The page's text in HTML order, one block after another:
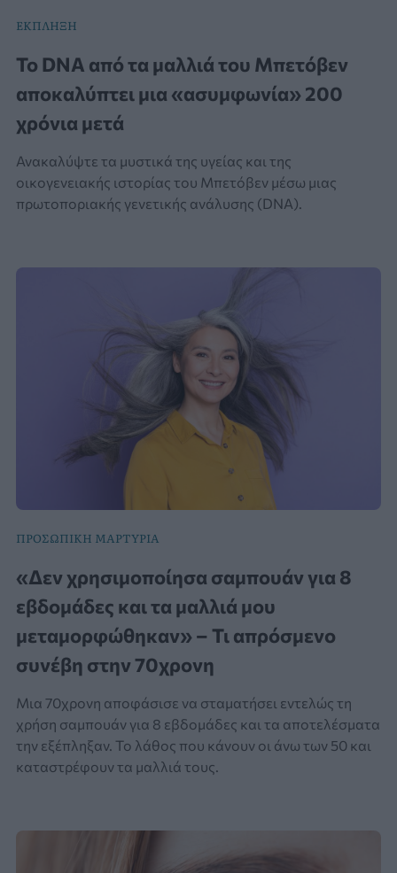
ΕΚΠΛΗΞΗ
Το DNA από τα μαλλιά του Μπετόβεν
αποκαλύπτει μια «ασυμφωνία» 200
χρόνια μετά
Ανακαλύψτε τα μυστικά της υγείας και της
οικογενειακής ιστορίας του Μπετόβεν μέσω μιας
πρωτοποριακής γενετικής ανάλυσης (DNA).
ΠΡΟΣΩΠΙΚΗ ΜΑΡΤΥΡΙΑ
«Δεν χρησιμοποίησα σαμπουάν για 8
εβδομάδες και τα μαλλιά μου
μεταμορφώθηκαν» – Τι απρόσμενο
συνέβη στην 70χρονη
Μια 70χρονη αποφάσισε να σταματήσει εντελώς τη
χρήση σαμπουάν για 8 εβδομάδες και τα αποτελέσματα
την εξέπληξαν. Το λάθος που κάνουν οι άνω των 50 και
καταστρέφουν τα μαλλιά τους.